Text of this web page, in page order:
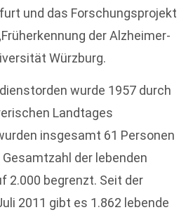
und das Forschungsprojekt
der Alzheimer-
Würzburg.
wurde 1957 durch
Landtages
insgesamt 61 Personen
der lebenden
2.000 begrenzt. Seit der
2011 gibt es 1.862 lebende